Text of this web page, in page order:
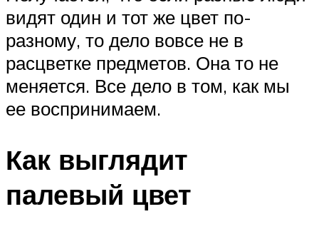
видят один и тот же цвет по-
разному, то дело вовсе не в
расцветке предметов. Она то не
меняется. Все дело в том, как мы
ее воспринимаем.
Как выглядит
палевый цвет